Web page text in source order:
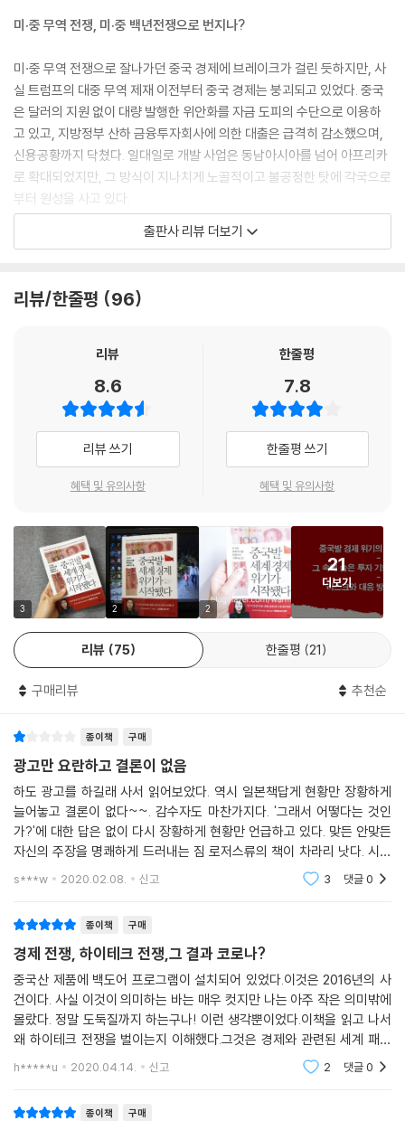
관세의 중압감이 중국의 산업계를 덮쳐누른 것입니다. --- p.93~94
군사적으로도 중요성이 높아지는 만큼 5G 통신 기술은 미국이 가장 신경
을 곤두세우는 분야입니다. 중국에게 5G 주도권을 빼앗기면 끝장인 거예
요. --- p.123
중국 서민들이 좀 더 본격적으로 금을 사기 시작한다면 위안화 폭락의 전
초전이 될 겁니다. --- p.142
시진핑은 무엇을 노리고 황제가 되려고 하는 걸까요? ‘중국몽’이나 ‘중화민
족의 부흥’을 표어로 내걸었지만 최종적으로는 제2의 마오쩌둥이 되고 싶
은 게 아닐까 싶습니다. ‘무엇을 할까’ 하는 비전은 전혀 보이지 않아요.
미·중 무역 전쟁, 미·중 백년전쟁으로 번지나?
미·중 무역 전쟁으로 잘나가던 중국 경제에 브레이크가 걸린 듯하지만, 사
실 트럼프의 대중 무역 제재 이전부터 중국 경제는 붕괴되고 있었다. 중국
은 달러의 지원 없이 대량 발행한 위안화를 자금 도피의 수단으로 이용하
고 있고, 지방정부 산하 금융투자회사에 의한 대출은 급격히 감소했으며,
신용공황까지 닥쳤다. 일대일로 개발 사업은 동남아시아를 넘어 아프리카
로 확대되었지만, 그 방식이 지나치게 노골적이고 불공정한 탓에 각국으로
부터 원성을 사고 있다.
한편, 중국의 성장이 미국의 무역 적자와 미국으로부터 도용한 기술로 이
맞서고 있다. 즉 미·중 무역 전쟁에는 무역 불균형의 문제만이 아니라 안전
에게 정말로 원하는 것은 무엇일까? 또 이 싸움은 어떻게 해야 끝낼 수 있
세계 경제 위기를 견인할 중국발 인플레이션이 다가오고 있다
시할 수 없는 시장으로 떠올랐다. 안으로는 끊임없는 도시 개발과 기술 개
발로 비약적으로 발전하고 있고, 밖으로는 일대일로 개발 사업을 통해 타
국과의 경제 협력과 인프라 확장을 꾀하며 옛 제국의 영광을 되찾으려는
야심을 드러내고 있다. 그러나 중국의 이런 놀라운 성과와 성장 이면에는
인플레이션의 위험이 도사리고 있다는 사실을 알 만한 사람은 모두 알고
있다. 이렇듯 이미 오래전부터 예고되어온 인플레이션의 위험에도 불구하
고 중국 경제가 유지되는 이유는 무엇일까?
세계적인 IT 기업과 월스트리트, 통화마피아는 중국을 이용해 돈을 벌어왔
유들로 인해 중국발 인플레이션의 파급력은 더욱 커져가고 있으며, 저자들
은 이로 인해 세계 경제가 지금껏 겪어보지 못한 위기를 겪게 될 것이라고
말한다.
5G 기술 패권이 달린 하이테크, 안보 전쟁에서 살아남는 법
중국은 경제 패권에 이어 영토 확장을 계획하는 한편, 디지털 정보 공간을
은 화웨이, ZTE 등의 중국 기업과 미국 기업과의 거래를 금지해 중국에 타
격을 가하기도 했다. 이런 움직임은 영국, 호주, 캐나다, 뉴질랜드 등으로
확대돼 가고 있고, 더 많은 나라들이 여기 합류할 것으로 보인다.
러시아의 푸틴 대통령은 “AI를 지배하는 자가 누구든 간에 그가 세계를 지
배할 것이다”라고 말했다. 기술 패권을 누가 쥐느냐에 따라 향후 세계정세
가 달라질 것이라는 말이다. 이렇게 중요한 기술 패권을 중국이 쥐도록 미
국이 내버려둘 리가 없다. 중국의 하이테크 산업이 중국을 넘어 세계의 안
출판사 리뷰 더보기
리뷰/한줄평 96
리뷰
8.6
리뷰 쓰기
혜택 및 유의사항
한줄평
7.8
한줄평 쓰기
혜택 및 유의사항
3 2 2
21
더보기
리뷰 75 한줄평 21
구매리뷰 추천순
종이책 구매
광고만 요란하고 결론이 없음
하도 광고를 하길래 사서 읽어보았다. 역시 일본책답게 현황만 장황하게
늘어놓고 결론이 없다~~. 감수자도 마찬가지다. '그래서 어떻다는 것인
가?'에 대한 답은 없이 다시 장황하게 현황만 언급하고 있다. 맞든 안맞든
자신의 주장을 명쾌하게 드러내는 짐 로저스류의 책이 차라리 낫다. 시간
과 돈만 낭비한 꼴이다. 이 책 어디에 광고에서 말한 대책이 나와 있는가?
s***w 2020.02.08. 신고 3 댓글0
종이책 구매
경제 전쟁, 하이테크 전쟁,그 결과 코로나?
중국산 제품에 백도어 프로그램이 설치되어 있었다.이것은 2016년의 사
건이다. 사실 이것이 의미하는 바는 매우 컷지만 나는 아주 작은 의미밖에
몰랐다. 정말 도둑질까지 하는구나! 이런 생각뿐이었다.이책을 읽고 나서
왜 하이테크 전쟁을 벌이는지 이해했다.그것은 경제와 관련된 세계 패권
전쟁이었다. 사실 중국의 값싼 인력을 이용해 돈을 벌려는 사람들이 큰 원
h*****u 2020.04.14. 신고 2 댓글0
종이책 구매